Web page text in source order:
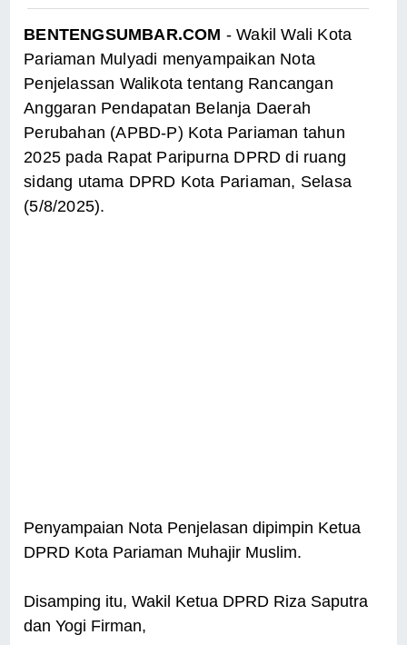
BENTENGSUMBAR.COM - Wakil Wali Kota
Pariaman Mulyadi menyampaikan Nota
Penjelassan Walikota tentang Rancangan
Anggaran Pendapatan Belanja Daerah
Perubahan (APBD-P) Kota Pariaman tahun
2025 pada Rapat Paripurna DPRD di ruang
sidang utama DPRD Kota Pariaman, Selasa
(5/8/2025).
Penyampaian Nota Penjelasan dipimpin Ketua
DPRD Kota Pariaman Muhajir Muslim.
Disamping itu, Wakil Ketua DPRD Riza Saputra
dan Yogi Firman,